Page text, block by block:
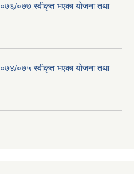
२०७६/०७७ स्वीकृत भएका योजना तथा
२०७४/०७५ स्वीकृत भएका योजना तथा